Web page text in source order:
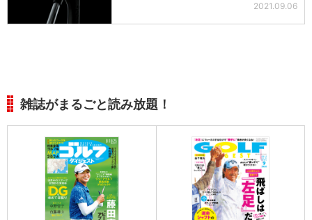
2021.09.06
雑誌がまるごと読み放題！